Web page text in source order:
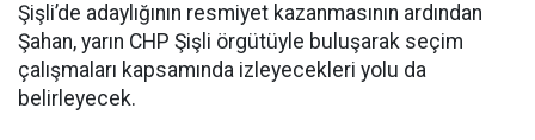
Şişli’de adaylığının resmiyet kazanmasının ardından
Şahan, yarın CHP Şişli örgütüyle buluşarak seçim
çalışmaları kapsamında izleyecekleri yolu da
belirleyecek.